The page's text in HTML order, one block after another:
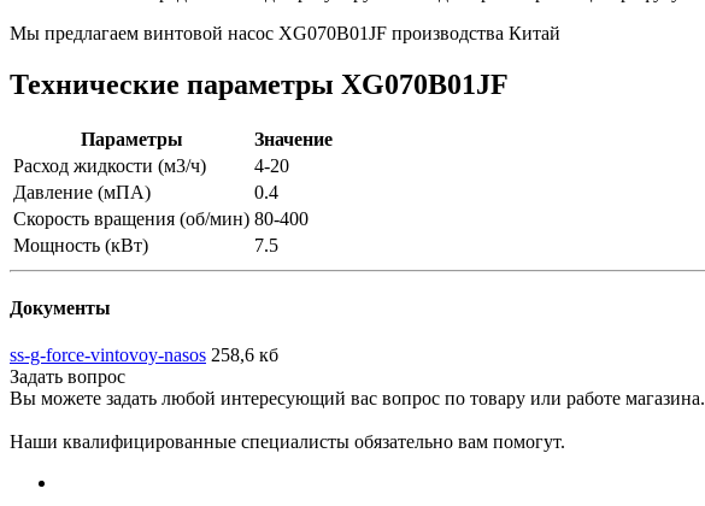
Мы предлагаем винтовой насос XG070B01JF производства Китай
Технические параметры XG070B01JF
Параметры
Значение
Расход жидкости (м3/ч)
4-20
Давление (мПА)
0.4
Скорость вращения (об/мин) 80-400
Мощность (кВт)
7.5
Документы
ss-g-force-vintovoy-nasos 258,6 кб
Задать вопрос
Вы можете задать любой интересующий вас вопрос по товару или работе магазина.
Наши квалифицированные специалисты обязательно вам помогут.